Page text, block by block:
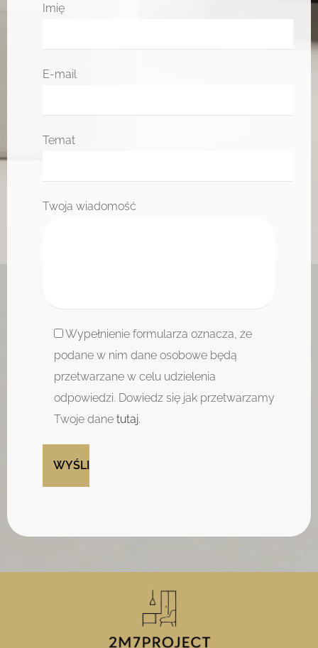
Imię
E-mail
Temat
Twoja wiadomość
Wypełnienie formularza oznacza, że
podane w nim dane osobowe będą
przetwarzane w celu udzielenia
odpowiedzi. ​Dowiedz się jak przetwarzamy
Twoje dane tutaj.